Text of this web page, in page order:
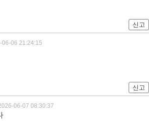
신고
06-06 21:24:15
신고
06-07 08:30:37